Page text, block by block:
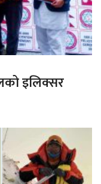
इलिक्सर